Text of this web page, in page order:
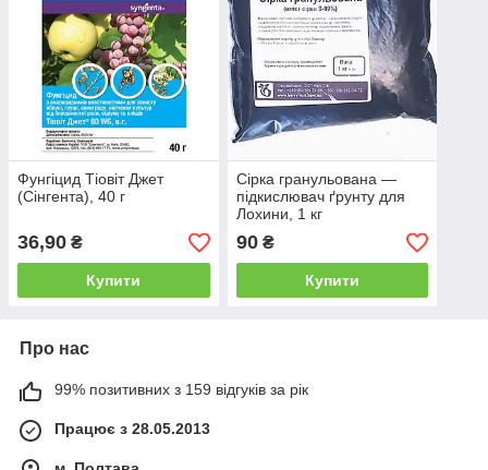
Фунгіцид Тіовіт Джет
(Сінгента), 40 г
36,90 ₴
Купити
Сірка гранульована —
підкислювач ґрунту для
Лохини, 1 кг
90₴
Купити
Про нас
99% позитивних з 159 відгуків за рік
Працює з 28.05.2013